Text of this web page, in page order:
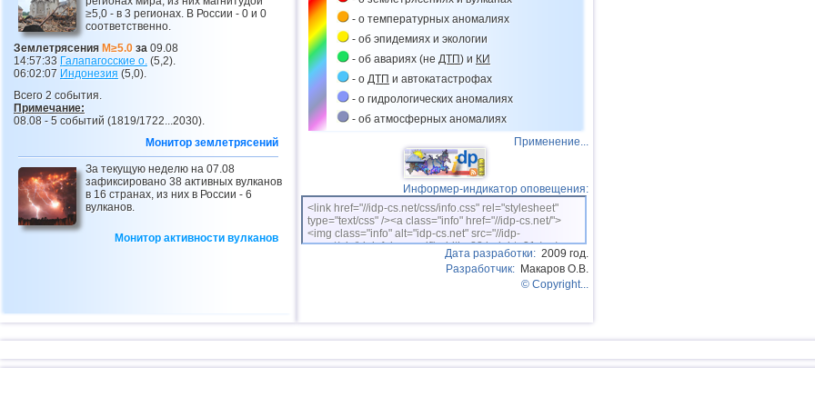
≥5,0 - в 3 регионах. В России - 0 и 0
соответственно.
Землетрясения M≥5.0 за 09.08
14:57:33 Галапагосские о. (5,2).
06:02:07 Индонезия (5,0).
Всего 2 события.
Примечание:
08.08 - 5 событий (1819/1722...2030).
Монитор землетрясений
За текущую неделю на 07.08
зафиксировано 38 активных вулканов
в 16 странах, из них в России - 6
вулканов.
Монитор активности вулканов
- о температурных аномалиях
- об эпидемиях и экологии
- об авариях (не ДТП) и КИ
- о ДТП и автокатастрофах
- о гидрологических аномалиях
- об атмосферных аномалиях
Применение...
Информер-индикатор оповещения:
<link href="//idp-cs.net/css/info.css" rel="stylesheet"
type="text/css" /><a class="info" href="//idp-cs.net/">
<img class="info" alt="idp-cs.net" src="//idp-
cs.net/pix/idpinfok_sm.gif" width=88 height=31 /></a>
Дата разработки: 2009 год.
Разработчик: Макаров О.В.
© Copyright...